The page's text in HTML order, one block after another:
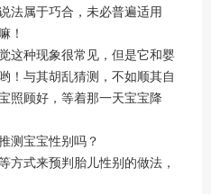
法属于巧合，未必普遍适用
！
种现象很常见，但是它和婴
！与其胡乱猜测，不如顺其自
照顾好，等着那一天宝宝降
宝宝性别吗？
式来预判胎儿性别的做法，